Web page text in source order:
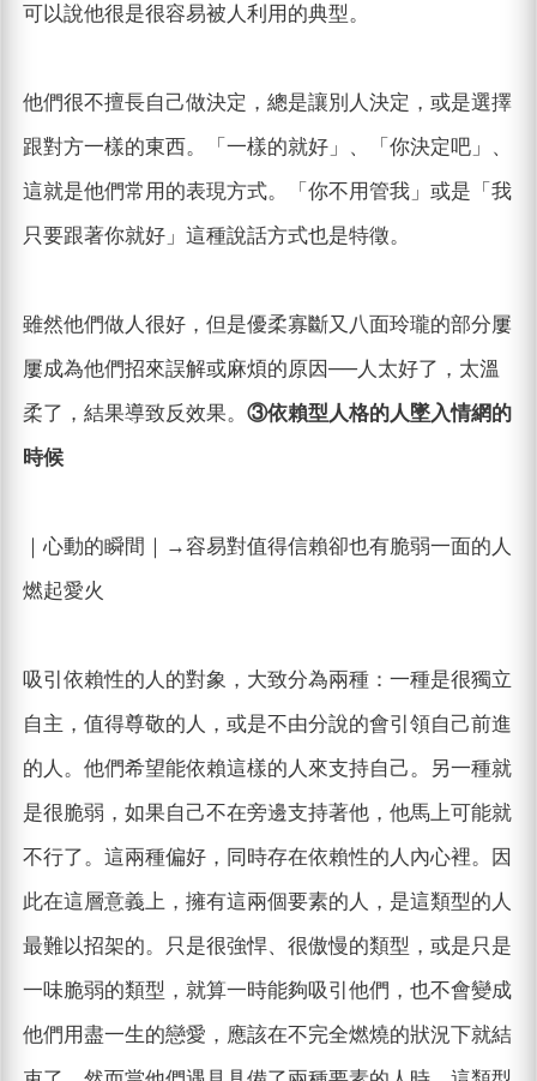
可以說他很是很容易被人利用的典型。
他們很不擅長自己做決定，總是讓別人決定，或是選擇
跟對方一樣的東西。「一樣的就好」、「你決定吧」、
這就是他們常用的表現方式。「你不用管我」或是「我
只要跟著你就好」這種說話方式也是特徵。
雖然他們做人很好，但是優柔寡斷又八面玲瓏的部分屢
屢成為他們招來誤解或麻煩的原因──人太好了，太溫
柔了，結果導致反效果。 ③依賴型人格的人墜入情網的
時候
｜心動的瞬間｜→容易對值得信賴卻也有脆弱一面的人
燃起愛火
吸引依賴性的人的對象，大致分為兩種：一種是很獨立
自主，值得尊敬的人，或是不由分說的會引領自己前進
的人。他們希望能依賴這樣的人來支持自己。另一種就
是很脆弱，如果自己不在旁邊支持著他，他馬上可能就
不行了。這兩種偏好，同時存在依賴性的人內心裡。因
此在這層意義上，擁有這兩個要素的人，是這類型的人
最難以招架的。只是很強悍、很傲慢的類型，或是只是
一味脆弱的類型，就算一時能夠吸引他們，也不會變成
他們用盡一生的戀愛，應該在不完全燃燒的狀況下就結